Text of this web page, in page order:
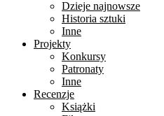
Dzieje najnowsze
Historia sztuki
Inne
Projekty
Konkursy
Patronaty
Inne
Recenzje
Książki